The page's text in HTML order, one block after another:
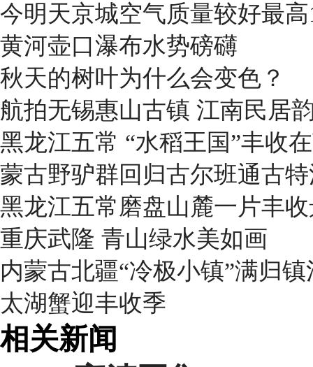
今明天京城空气质量较好最
黄河壶口瀑布水势磅礴
秋天的树叶为什么会变色？
航拍无锡惠山古镇 江南民居
黑龙江五常 “水稻王国”丰收
蒙古野驴群回归古尔班通古
黑龙江五常磨盘山麓一片丰
重庆武隆 青山绿水美如画
内蒙古北疆“冷极小镇”满归
太湖蟹迎丰收季
相关新闻